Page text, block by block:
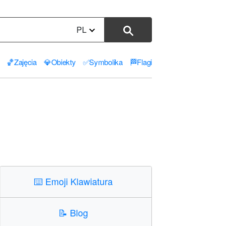
PL
🏀Zajęcia 💎Obiekty ✅Symbolika 🏁Flagi
⌨️ Emoji Klawiatura
📝 Blog